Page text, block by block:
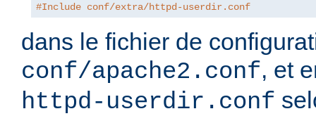
#Include conf/extra/httpd-userdir.conf
dans le fichier de
conf/apache2.conf, et
httpd-userdir.conf